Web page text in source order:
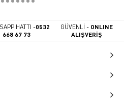
HATTI -0532
668 67 73
GÜVENLİ - ONLINE
ALIŞVERİŞ